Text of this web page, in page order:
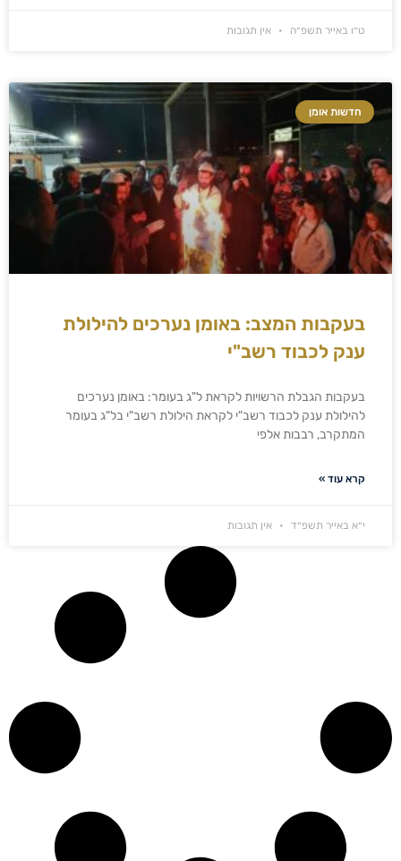
ט״ו באייר תשפ״ה אין תגובות
חדשות אומן
בעקבות המצב: באומן נערכים להילולת
ענק לכבוד רשב"י
בעקבות הגבלת הרשויות לקראת ל"ג בעומר: באומן נערכים
להילולת ענק לכבוד רשב"י לקראת הילולת רשב"י בל"ג בעומר
המתקרב, רבבות אלפי
קרא עוד »
י״א באייר תשפ״ד אין תגובות